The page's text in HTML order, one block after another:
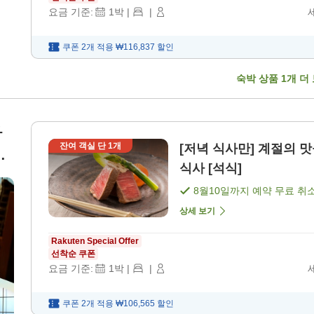
요금 기준: 1박 | |
쿠폰 2개 적용 ₩116,837 할인
숙박 상품 1개 더
잔여 객실 단1개
[저녁 식사만] 계절의
식사 [석식]
8월10일까지 예약 무료 취
상세 보기
Rakuten Special Offer
선착순 쿠폰
요금 기준: 1박 | |
쿠폰 2개 적용 ₩106,565 할인